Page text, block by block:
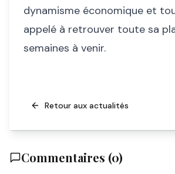
dynamisme économique et
appelé à retrouver toute sa
semaines à venir.
Retour aux actualités
Commentaires (0)